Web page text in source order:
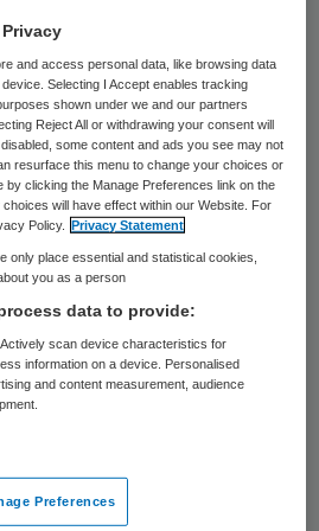
heeft samen met Graham
nieuwe grote klus
Ierland. De
het ziekenhuis
Belfast gaan uitbreiden.
een bedrag gemoeid van
waarvan de helft
naast de nieuwe
de bouwcombinatie
verdiepingen en een
31.000 vierkante meter.
and access personal data, like browsing data
Selecting I Accept enables tracking
shown under we and our partners
Reject All or withdrawing your consent will
some content and ads you see may not
resurface this menu to change your choices or
by clicking the Manage Preferences link on the
will have effect within our Website. For
Policy.
Privacy Statement
only place essential and statistical cookies,
you as a person
data to provide:
scan device characteristics for
information on a device. Personalised
and content measurement, audience
Preferences